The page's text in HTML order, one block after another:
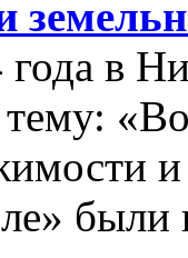
года в